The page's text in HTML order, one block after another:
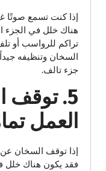
إذا كنت تسمع صوتًا
هناك خلل في الجزء
تراكم للرواسب أو
السخان وتنظيفه
جزء تالف.
5.
العمل
إذا توقف السخان عن
فقد يكون هناك خلل في